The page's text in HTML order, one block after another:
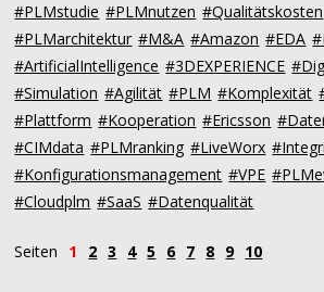
#PLMstudie #PLMnutzen #Qualitätskosten
#PLMarchitektur #M&A #Amazon #EDA
#ArtificialIntelligence #3DEXPERIENCE
#Simulation #Agilität #PLM #Komplexität
#Plattform #Kooperation #Ericsson
#CIMdata #PLMranking #LiveWorx
#Konfigurationsmanagement #VPE
#Cloudplm #SaaS #Datenqualität
Seiten 1 2 3 4 5 6 7 8 9 10